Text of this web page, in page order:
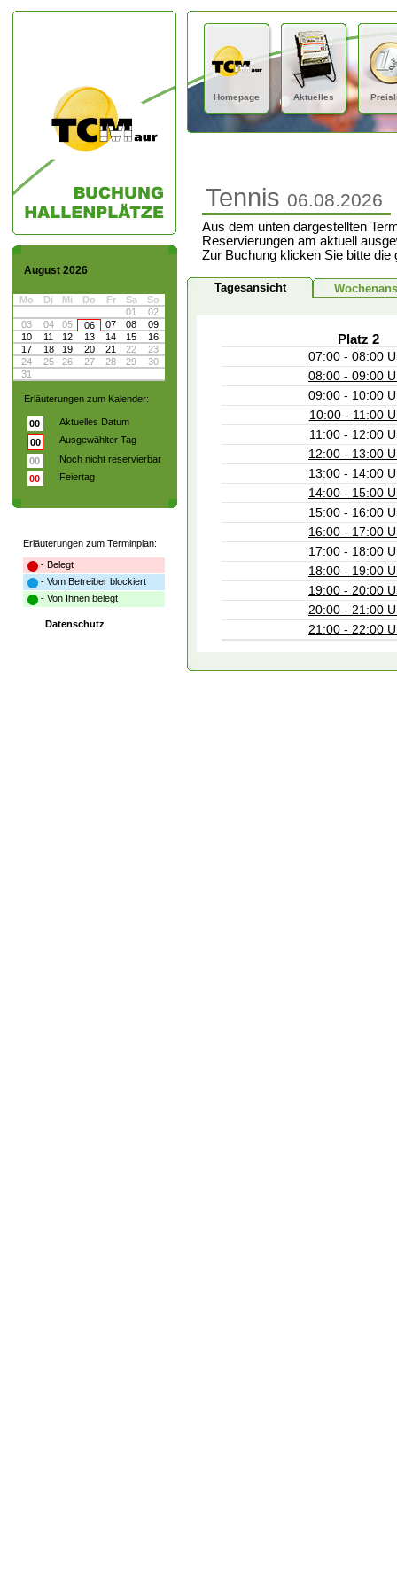
August 2026
Mo Di Mi Do Fr Sa
So
01
02
03
04 05 06 07 08
09
10
11 12 13 14 15
16
17
18 19 20 21 22
23
24
25 26 27 28 29
30
31
Erläuterungen zum Kalender:
00
Aktuelles Datum
00
Ausgewählter Tag
00
Noch nicht reservierbar
00
Feiertag
Erläuterungen zum Terminplan:
- Belegt
- Vom Betreiber blockiert
- Von Ihnen belegt
Datenschutz
Homepage Aktuelles
Tennis 06.08.2026
Aus dem unten dargestellten
Reservierungen am aktuell
Zur Buchung klicken Sie bitte die
Tagesansicht
Platz 2
07:00 - 08:00
08:00 - 09:00
09:00 - 10:00
10:00 - 11:00
11:00 - 12:00
12:00 - 13:00
13:00 - 14:00
14:00 - 15:00
15:00 - 16:00
16:00 - 17:00
17:00 - 18:00
18:00 - 19:00
19:00 - 20:00
20:00 - 21:00
21:00 - 22:00